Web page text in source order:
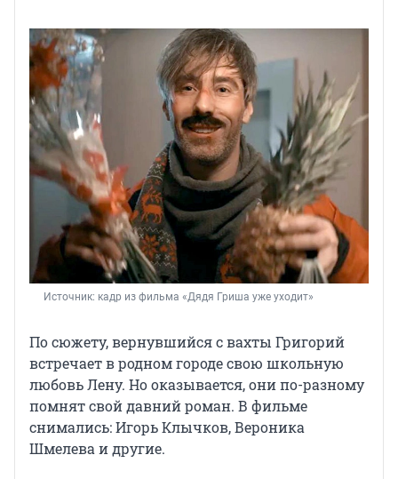
Источник: кадр из фильма «Дядя Гриша уже уходит»
По сюжету, вернувшийся с вахты Григорий
встречает в родном городе свою школьную
любовь Лену. Но оказывается, они по-разному
помнят свой давний роман. В фильме
снимались: Игорь Клычков, Вероника
Шмелева и другие.